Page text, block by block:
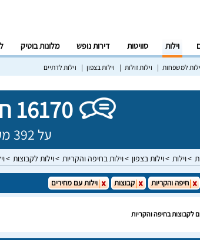
וילות סוויטות דירות נופש מלונות בוטיק
למשפחות וילות זולות וילות בצפון וילות לדתיים
16170 חוות דעת מאומתות!
על 392 מקומות אירוח שונים בישראל
וילות וילות בצפון וילות בחיפה והקריות וילות לקבוצות
חיפה והקריות קבוצות וילות עם מחירים
לקבוצות בחיפה והקריות